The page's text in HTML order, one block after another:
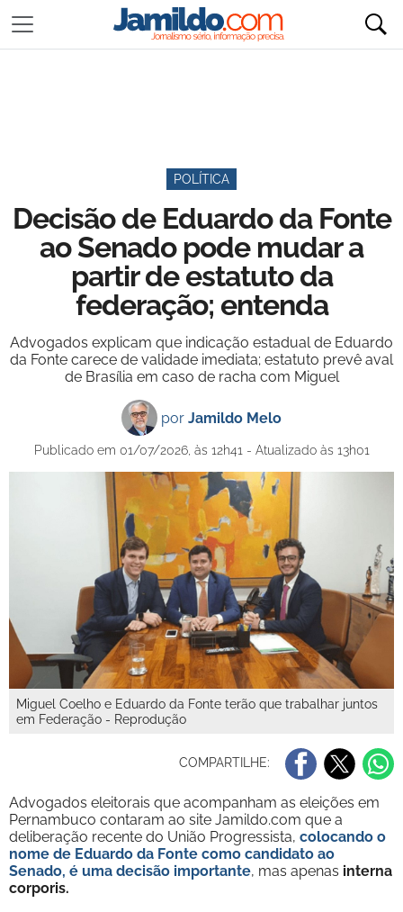
POLÍTICA
Decisão de Eduardo da Fonte
ao Senado pode mudar a
partir de estatuto da
federação; entenda
Advogados explicam que indicação estadual de Eduardo
da Fonte carece de validade imediata; estatuto prevê aval
de Brasília em caso de racha com Miguel
por Jamildo Melo
Publicado em 01/07/2026, às 12h41 - Atualizado às 13h01
Miguel Coelho e Eduardo da Fonte terão que trabalhar juntos
em Federação - Reprodução
COMPARTILHE:
Advogados eleitorais que acompanham as eleições em
Pernambuco contaram ao site Jamildo.com que a
deliberação recente do União Progressista, colocando o
nome de Eduardo da Fonte como candidato ao
Senado, é uma decisão importante, mas apenas interna
corporis.